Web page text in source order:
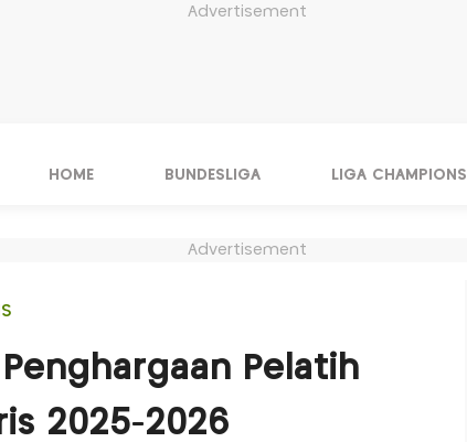
Advertisement
HOME BUNDESLIGA LIGA CHAMPIONS
Advertisement
Pelatih
2025-2026